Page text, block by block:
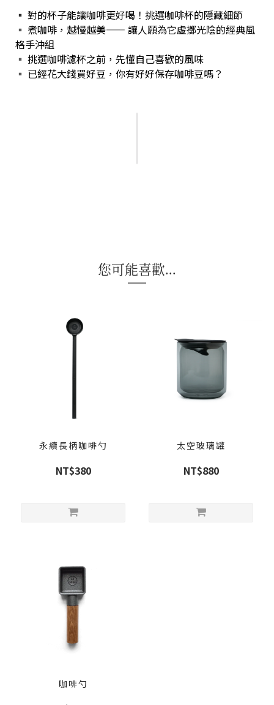
▪︎ 對的杯子能讓咖啡更好喝！挑選咖啡杯的隱藏細節
▪︎ 煮咖啡，越慢越美—— 讓人願為它虛擲光陰的經典風
格手沖組
▪︎ 挑選咖啡濾杯之前，先懂自己喜歡的風味
▪︎ 已經花大錢買好豆，你有好好保存咖啡豆嗎？
您可能喜歡...
永續長柄咖啡勺
NT$380
太空玻璃罐
NT$880
咖啡勺